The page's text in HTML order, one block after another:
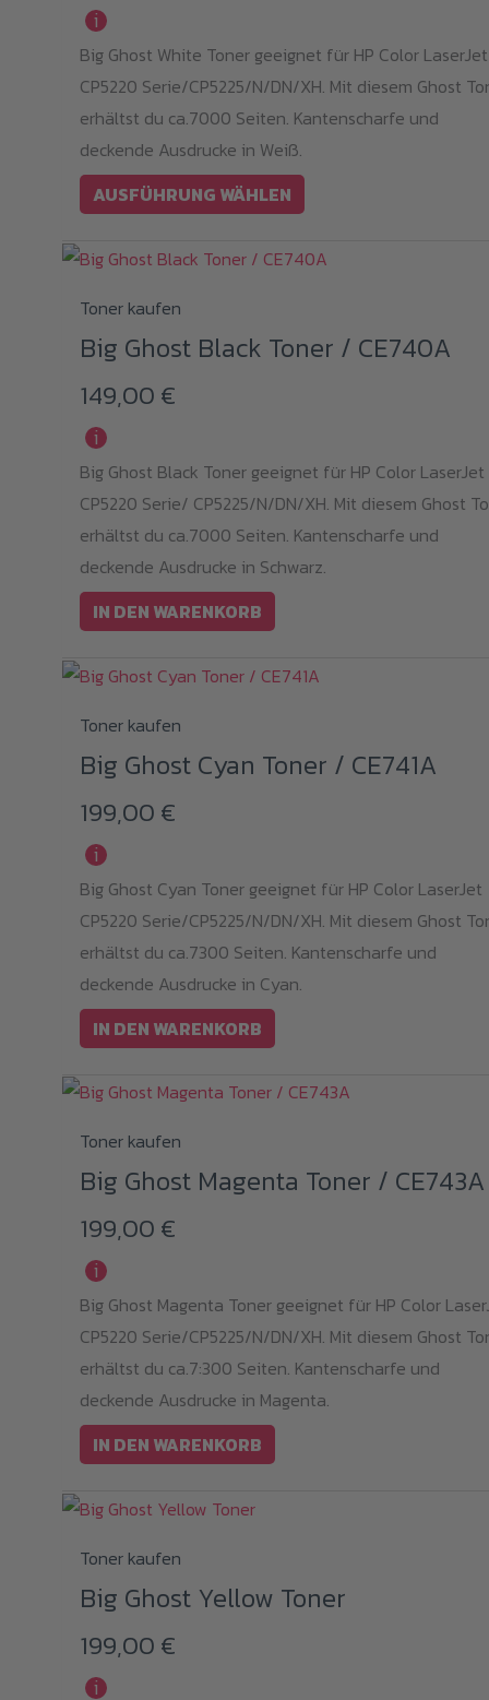
bis
629,00 €
i
Big Ghost White Toner geeignet für HP Color LaserJet
CP5220 Serie/CP5225/N/DN/XH. Mit diesem Ghost
erhältst du ca.7000 Seiten. Kantenscharfe und
deckende Ausdrucke in Weiß.
AUSFÜHRUNG WÄHLEN
Varianten
auf.
Die
Optionen
können
auf
der
gewählt
werden
Toner kaufen
Big Ghost Black Toner / CE740A
149,00 €
i
Big Ghost Black Toner geeignet für HP Color LaserJet
CP5220 Serie/ CP5225/N/DN/XH. Mit diesem Ghost
erhältst du ca.7000 Seiten. Kantenscharfe und
deckende Ausdrucke in Schwarz.
IN DEN WARENKORB
Toner kaufen
Big Ghost Cyan Toner / CE741A
199,00 €
i
Big Ghost Cyan Toner geeignet für HP Color LaserJet
CP5220 Serie/CP5225/N/DN/XH. Mit diesem Ghost
erhältst du ca.7300 Seiten. Kantenscharfe und
deckende Ausdrucke in Cyan.
IN DEN WARENKORB
Toner kaufen
Big Ghost Magenta Toner / CE743A
199,00 €
i
Big Ghost Magenta Toner geeignet für HP Color
CP5220 Serie/CP5225/N/DN/XH. Mit diesem Ghost
erhältst du ca.7:300 Seiten. Kantenscharfe und
deckende Ausdrucke in Magenta.
IN DEN WARENKORB
Toner kaufen
Big Ghost Yellow Toner
199,00 €
i